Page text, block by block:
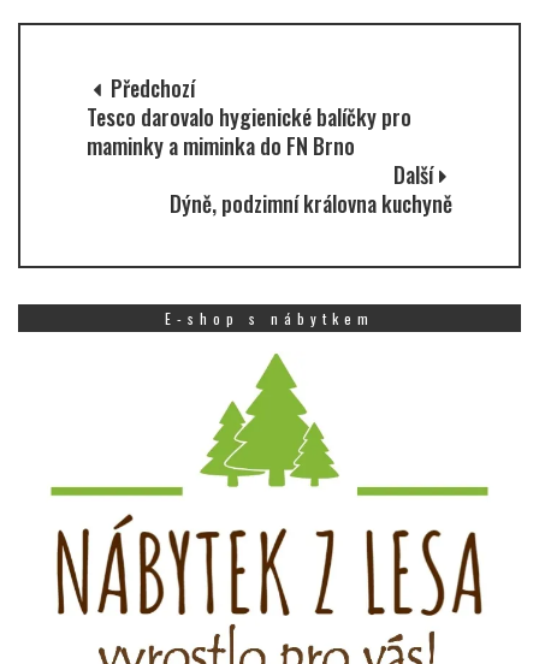
Předchozí
Tesco darovalo hygienické balíčky pro
maminky a miminka do FN Brno
Další
Dýně, podzimní královna kuchyně
E-shop s nábytkem